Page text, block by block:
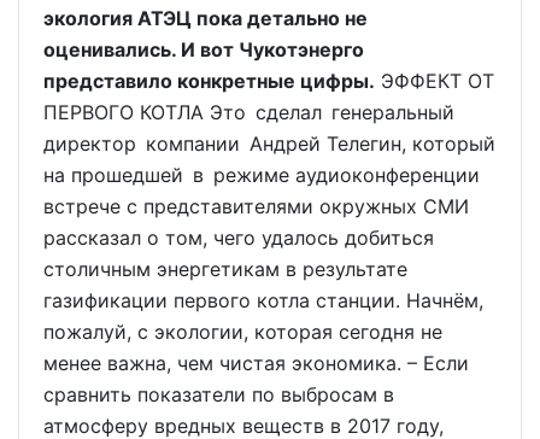
экология АТЭЦ пока детально не
оценивались. И вот Чукотэнерго
представило конкретные цифры. ЭФФЕКТ ОТ
ПЕРВОГО КОТЛА Это сделал генеральный
директор компании Андрей Телегин, который
на прошедшей в режиме аудиоконференции
встрече с представителями окружных СМИ
рассказал о том, чего удалось добиться
столичным энергетикам в результате
газификации первого котла станции. Начнём,
пожалуй, с экологии, которая сегодня не
менее важна, чем чистая экономика. – Если
сравнить показатели по выбросам в
атмосферу вредных веществ в 2017 году,